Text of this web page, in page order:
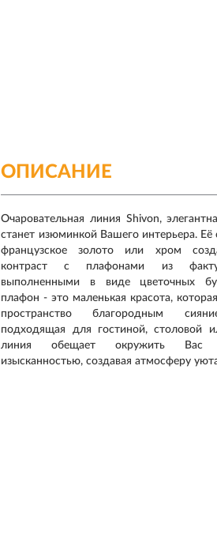
ОПИСАНИЕ
Очаровательная линия Shivon,
станет изюминкой Вашего интерьера. Её
французское золото или хром
контраст с плафонами из
выполненными в виде цветочных
плафон - это маленькая красота,
пространство благородным
подходящая для гостиной, столовой
линия обещает окружить
изысканностью, создавая атмосферу